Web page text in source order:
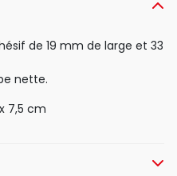
de 19 mm de large et 33
nette.
7,5 cm